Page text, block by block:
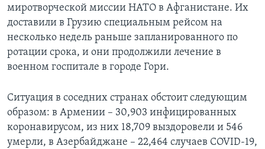
миротворческой миссии НАТО в Афганистане. Их
доставили в Грузию специальным рейсом на
несколько недель раньше запланированного по
ротации срока, и они продолжили лечение в
военном госпитале в городе Гори.
Ситуация в соседних странах обстоит следующим
образом: в Армении – 30,903 инфицированных
коронавирусом, из них 18,709 выздоровели и 546
умерли, в Азербайджане – 22,464 случаев COVID-19,